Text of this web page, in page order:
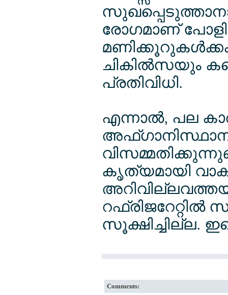
രോഗമാണ്
ചികില്‍സയും
പ്രതിവിധി.
എന്നാല്‍, പല
കൃത്യമായി
റഫ്രിജറേറ്റില്‍
സൂക്ഷിച്ചില്ല.
Comments: